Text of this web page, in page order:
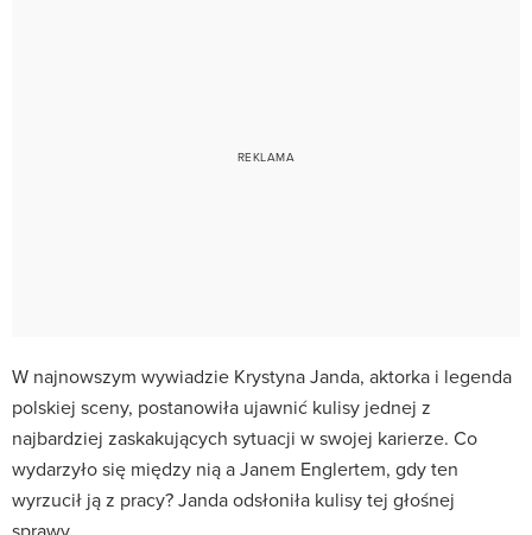
W najnowszym wywiadzie Krystyna Janda, aktorka i legenda
polskiej sceny, postanowiła ujawnić kulisy jednej z
najbardziej zaskakujących sytuacji w swojej karierze. Co
wydarzyło się między nią a Janem Englertem, gdy ten
wyrzucił ją z pracy? Janda odsłoniła kulisy tej głośnej